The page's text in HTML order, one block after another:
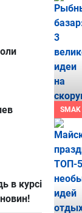
в курсі
SMAK